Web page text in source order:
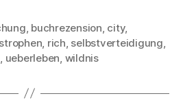
, buchrezension, city,
, rich, selbstverteidigung,
, ueberleben, wildnis